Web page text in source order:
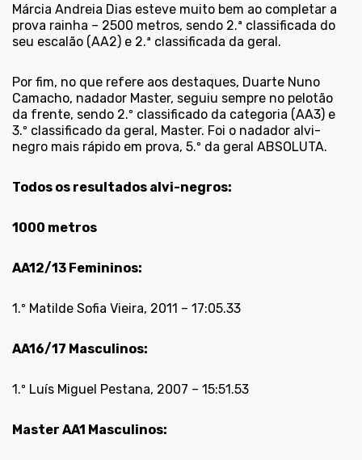
Márcia Andreia Dias esteve muito bem ao completar a
prova rainha – 2500 metros, sendo 2.ª classificada do
seu escalão (AA2) e 2.ª classificada da geral.
Por fim, no que refere aos destaques, Duarte Nuno
Camacho, nadador Master, seguiu sempre no pelotão
da frente, sendo 2.º classificado da categoria (AA3) e
3.º classificado da geral, Master. Foi o nadador alvi-
negro mais rápido em prova, 5.º da geral ABSOLUTA.
Todos os resultados alvi-negros:
1000 metros
AA12/13 Femininos:
1.º Matilde Sofia Vieira, 2011 – 17:05.33
AA16/17 Masculinos:
1.º Luís Miguel Pestana, 2007 – 15:51.53
Master AA1 Masculinos: